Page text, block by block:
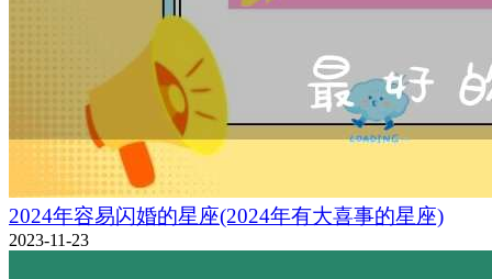
2024年容易闪婚的星座(2024年有大喜事的星座)
2023-11-23